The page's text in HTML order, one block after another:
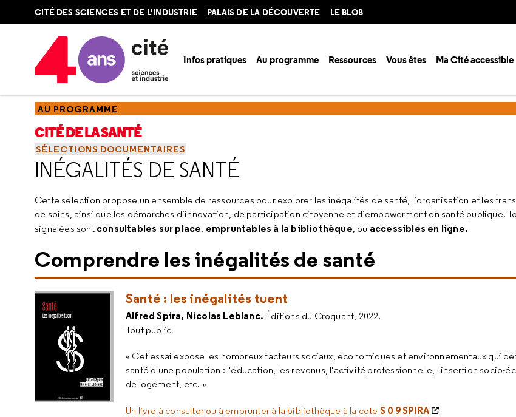
CITÉ DES SCIENCES ET DE L'INDUSTRIE PALAIS DE LA DÉCOUVERTE LE BLOB
Infos pratiques Au programme Ressources Vous êtes Ma Cité accessible
Accueil Au programme
AU PROGRAMME
CITÉ DE LA SANTÉ
SÉLECTIONS DOCUMENTAIRES
INÉGALITÉS DE SANTÉ
Cette sélection propose un ensemble de ressources pour explorer les inégalités de santé, l’organisation et les
de soins, ainsi que les démarches d’innovation, de participation citoyenne et d’empowerment en santé publique.
signalées sont consultables sur place, empruntables à la bibliothèque, ou accessibles en ligne.
Comprendre les inégalités de santé
Santé : les inégalités tuent
Alfred Spira, Nicolas Leblanc. Éditions du Croquant, 2022.
Tout public
« Cet essai expose les nombreux facteurs sociaux, économiques et environnementaux qui
santé d'une population : l'éducation, les revenus, l'activité professionnelle, l'insertion socio-
de logement, etc. »
Un livre à consulter ou à emprunter à la bibliothèque à la cote S 0 9 SPIRA